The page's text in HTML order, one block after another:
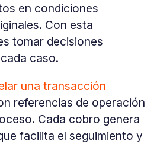
en condiciones
Con esta
tomar decisiones
caso.
una transacción
referencias de operación
Cada cobro genera
facilita el seguimiento y